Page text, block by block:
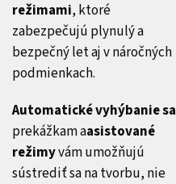
režimami, ktoré
zabezpečujú plynulý a
bezpečný let aj v náročných
podmienkach.
Automatické vyhýbanie sa
prekážkam aasistované
režimyvám umožňujú
sústrediť sa na tvorbu, nie